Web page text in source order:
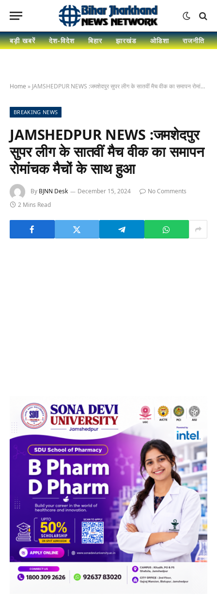
बड़ी खबरें देश-विदेश बिहार झारखंड ओडिशा राजनीति
Home » JAMSHEDPUR NEWS :जमशेदपुर सुपर लीग के सातवीं मैच वीक का समापन रोमांचक मैचों के साथ हुआ
BREAKING NEWS
JAMSHEDPUR NEWS :जमशेदपुर
सुपर लीग के सातवीं मैच वीक का समापन
रोमांचक मैचों के साथ हुआ
By BJNN Desk December 15, 2024
No Comments
2 Mins Read